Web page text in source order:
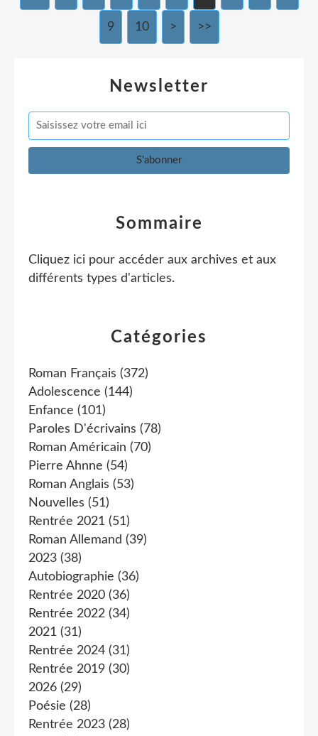
9 10 > >>
Newsletter
Catégories
Roman Français (372)
Adolescence (144)
Enfance (101)
Paroles D'écrivains (78)
Roman Américain (70)
Pierre Ahnne (54)
Roman Anglais (53)
Nouvelles (51)
Rentrée 2021 (51)
Roman Allemand (39)
2023 (38)
Autobiographie (36)
Rentrée 2020 (36)
Rentrée 2022 (34)
2021 (31)
Rentrée 2024 (31)
Rentrée 2019 (30)
2026 (29)
Poésie (28)
Rentrée 2023 (28)
Sommaire
Cliquez ici pour accéder aux archives et aux
différents types d'articles.